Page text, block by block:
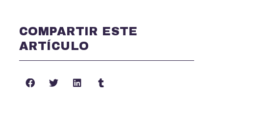
COMPARTIR ESTE
ARTÍCULO